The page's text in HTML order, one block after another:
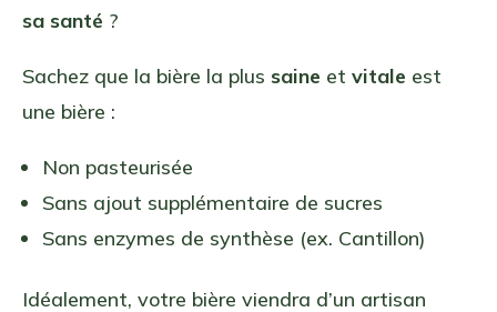
sa santé ?
Sachez que la bière la plus saine et vitale est
une bière :
Non pasteurisée
Sans ajout supplémentaire de sucres
Sans enzymes de synthèse (ex. Cantillon)
Idéalement, votre bière viendra d’un artisan